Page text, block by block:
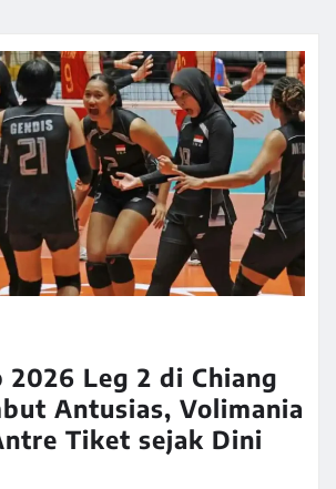
2026 Leg 2 di Chiang
Antusias, Volimania
Tiket sejak Dini